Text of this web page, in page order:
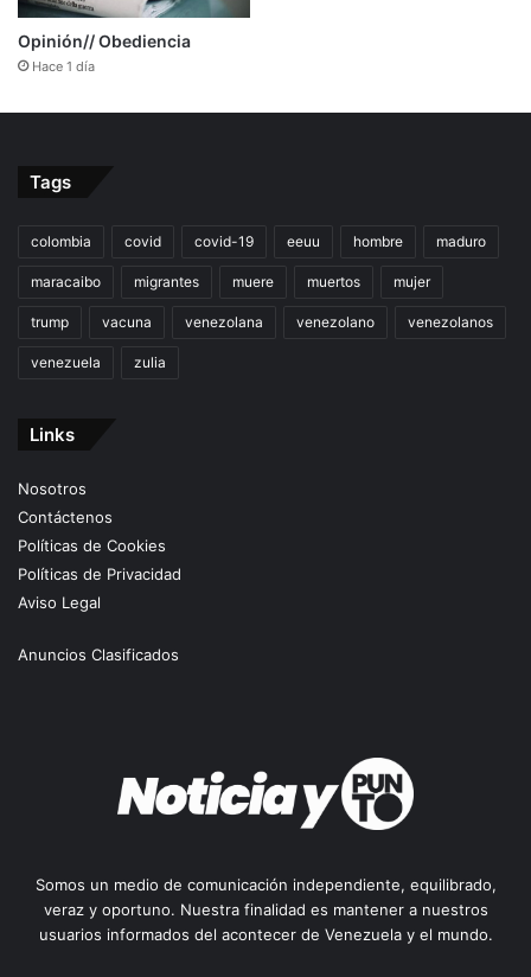
Opinión// Obediencia
Hace 1 día
Tags
colombia covid covid-19 eeuu hombre maduro
maracaibo migrantes muere muertos mujer
trump vacuna venezolana venezolano venezolanos
venezuela zulia
Links
Nosotros
Contáctenos
Políticas de Cookies
Políticas de Privacidad
Aviso Legal
Anuncios Clasificados
Somos un medio de comunicación independiente, equilibrado,
veraz y oportuno. Nuestra finalidad es mantener a nuestros
usuarios informados del acontecer de Venezuela y el mundo.